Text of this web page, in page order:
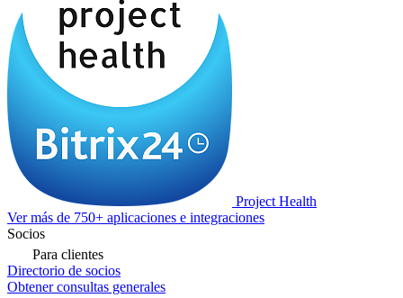
Project Health
Ver más de 750+ aplicaciones e integraciones
Socios
Para clientes
Directorio de socios
Obtener consultas generales